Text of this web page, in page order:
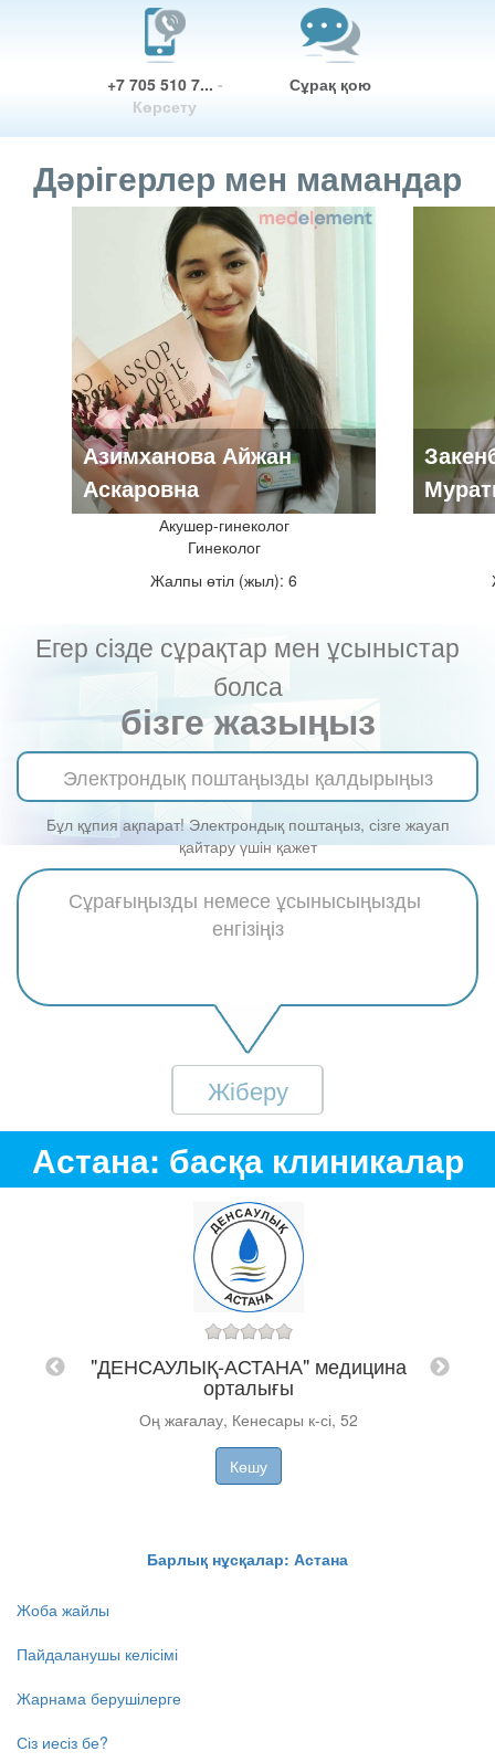
+7 705 510 7... -
Көрсету
Сұрақ қою
Дәрігерлер мен мамандар
Азимханова Айжан
Аскаровна
Акушер-гинеколог
Гинеколог
Жалпы өтіл (жыл): 6
Егер сізде сұрақтар мен ұсыныстар
болса
бізге жазыңыз
Бұл құпия ақпарат! Электрондық поштаңыз, сізге жауап
қайтару үшін қажет
Жіберу
Астана: басқа клиникалар
"ДЕНСАУЛЫҚ-АСТАНА" медицина
орталығы
Оң жағалау, Кенесары к-сі, 52
Көшу
Барлық нұсқалар: Астана
Жоба жайлы
Пайдаланушы келісімі
Жарнама берушілерге
Сіз иесіз бе?